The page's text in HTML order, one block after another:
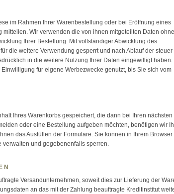
im Rahmen Ihrer Warenbestellung oder bei Eröffnung eines
Wir verwenden die von ihnen mitgeteilten Daten ohne
Ihrer Bestellung. Mit vollständiger Abwicklung des
die weitere Verwendung gesperrt und nach Ablauf der steuer-
in die weitere Nutzung Ihrer Daten eingewilligt haben.
für eigene Werbezwecke genutzt, bis Sie sich vom
Ihres Warenkorbs gespeichert, die dann bei Ihren nächsten
oder eine Bestellung aufgeben möchten, benötigen wir
das Ausfüllen der Formulare. Sie können in Ihrem Browser
verwalten und gegebenenfalls sperren.
Versandunternehmen, soweit dies zur Lieferung der
an das mit der Zahlung beauftragte Kreditinstitut